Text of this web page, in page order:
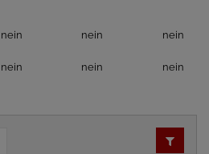
nein nein nein
nein nein nein